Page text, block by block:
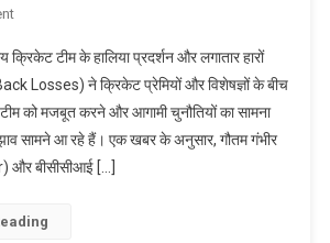
On
की
लगातार
हारें:
क्या
गौतम
और
क्रिकेट टीम के हालिया प्रदर्शन और लगातार हारों
Losses) ने क्रिकेट प्रेमियों और विशेषज्ञों के बीच
को मजबूत करने और आगामी चुनौतियों का सामना
सामने आ रहे हैं। एक खबर के अनुसार, गौतम गंभीर
बीसीसीआई […]